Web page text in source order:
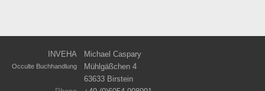
INVEHA Michael Caspary
Occulte Buchhandlung
Mühlgäßchen 4
63633 Birstein